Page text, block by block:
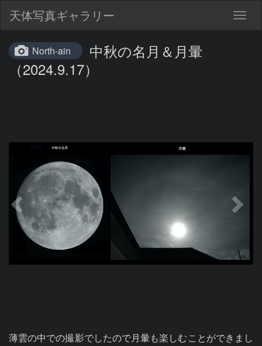
天体写真ギャラリー
North-ain
中秋の名月＆月暈
（2024.9.17）
薄雲の中での撮影でしたので月暈も楽しむことができまし